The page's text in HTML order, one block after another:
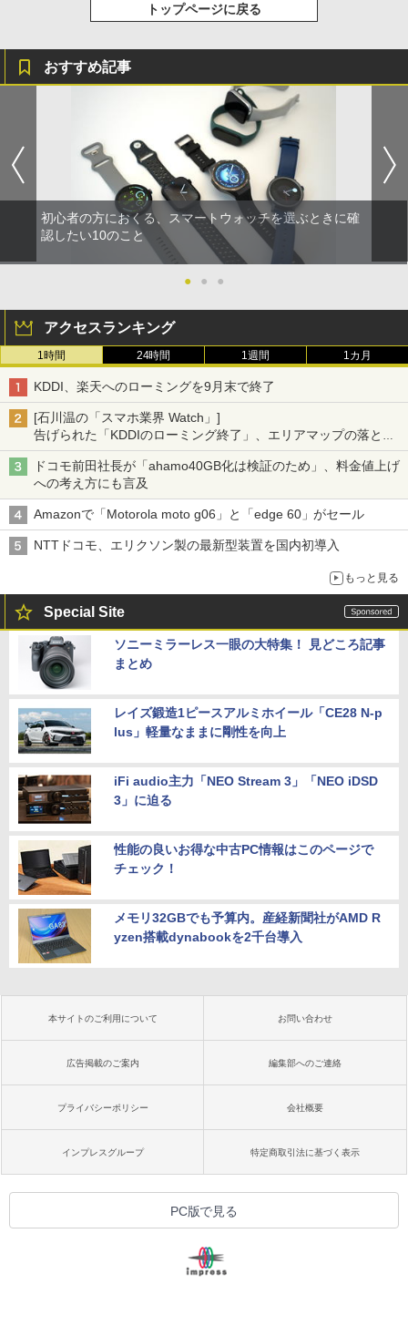
トップページに戻る
おすすめ記事
初心者の方におくる、スマートウォッチを選ぶときに確
認したい10のこと
● ● ●
アクセスランキング
1時間 24時間 1週間 1カ月
KDDI、楽天へのローミングを9月末で終了
[石川温の「スマホ業界 Watch」]
告げられた「KDDIのローミング終了」、エリアマップの落とし
穴と楽天モバイルの課題
ドコモ前田社長が「ahamo40GB化は検証のため」、料金値上げ
への考え方にも言及
Amazonで「Motorola moto g06」と「edge 60」がセール
NTTドコモ、エリクソン製の最新型装置を国内初導入
もっと見る
Special Site
ソニーミラーレス一眼の大特集！ 見どころ記事
まとめ
レイズ鍛造1ピースアルミホイール「CE28 N-p
lus」軽量なままに剛性を向上
iFi audio主力「NEO Stream 3」「NEO iDSD
3」に迫る
性能の良いお得な中古PC情報はこのページで
チェック！
メモリ32GBでも予算内。産経新聞社がAMD R
yzen搭載dynabookを2千台導入
本サイトのご利用について お問い合わせ
広告掲載のご案内 編集部へのご連絡
プライバシーポリシー 会社概要
インプレスグループ 特定商取引法に基づく表示
PC版で見る